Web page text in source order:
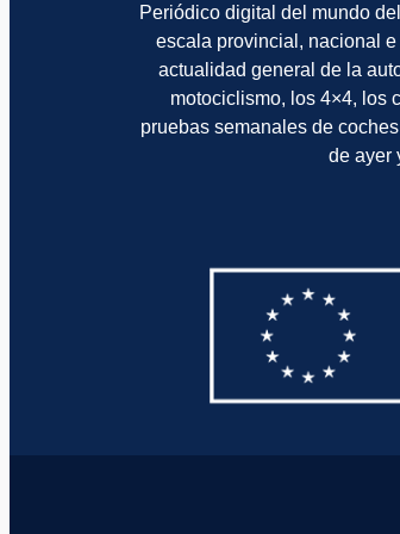
Periódico digital del mundo
escala provincial, nacional
actualidad general de la
motociclismo, los 4×4, los
pruebas semanales de
de ayer